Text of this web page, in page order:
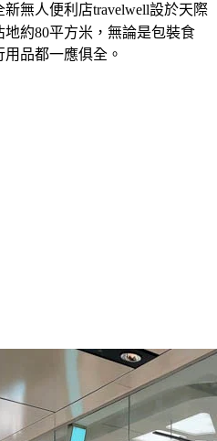
新無人便利店travelwell設於天際
地約80平方米 ，無論是包裝食
品都一應俱全。